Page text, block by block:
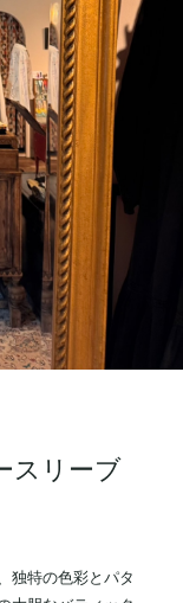
スリーブ
独特の色彩とパタ